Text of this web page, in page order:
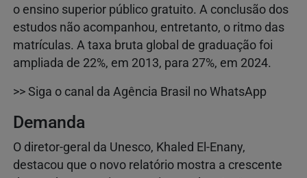
o ensino superior público gratuito. A conclusão dos
estudos não acompanhou, entretanto, o ritmo das
matrículas. A taxa bruta global de graduação foi
ampliada de 22%, em 2013, para 27%, em 2024.
>> Siga o canal da Agência Brasil no WhatsApp
Demanda
O diretor-geral da Unesco, Khaled El-Enany,
destacou que o novo relatório mostra a crescente